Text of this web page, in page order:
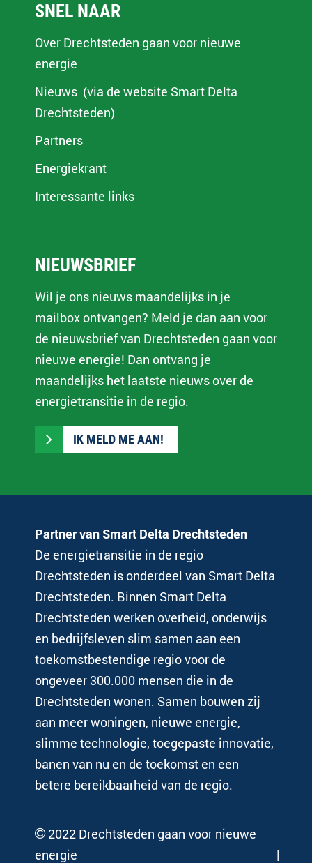
SNEL NAAR
Over Drechtsteden gaan voor nieuwe
energie
Nieuws (via de website Smart Delta
Drechtsteden)
Partners
Energiekrant
Interessante links
NIEUWSBRIEF
Wil je ons nieuws maandelijks in je
mailbox ontvangen? Meld je dan aan voor
de nieuwsbrief van Drechtsteden gaan voor
nieuwe energie! Dan ontvang je
maandelijks het laatste nieuws over de
energietransitie in de regio.
IK MELD ME AAN!
Partner van Smart Delta Drechtsteden
De energietransitie in de regio
Drechtsteden is onderdeel van Smart Delta
Drechtsteden. Binnen Smart Delta
Drechtsteden werken overheid, onderwijs
en bedrijfsleven slim samen aan een
toekomstbestendige regio voor de
ongeveer 300.000 mensen die in de
Drechtsteden wonen. Samen bouwen zij
aan meer woningen, nieuwe energie,
slimme technologie, toegepaste innovatie,
banen van nu en de toekomst en een
betere bereikbaarheid van de regio.
2022 Drechtsteden gaan voor nieuwe
energie